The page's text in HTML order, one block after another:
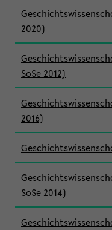
2020)
SoSe 2012)
2016)
SoSe 2014)